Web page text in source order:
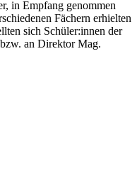
in Empfang genommen
Fächern erhielten
sich Schüler:innen der
an Direktor Mag.